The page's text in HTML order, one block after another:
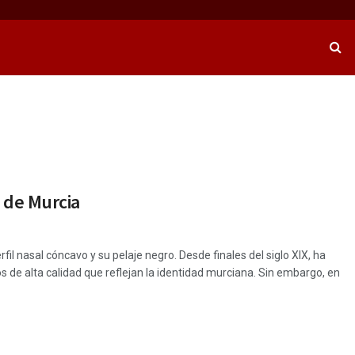
Murcia
nasal cóncavo y su pelaje negro. Desde finales del siglo XIX, ha
alta calidad que reflejan la identidad murciana. Sin embargo, en